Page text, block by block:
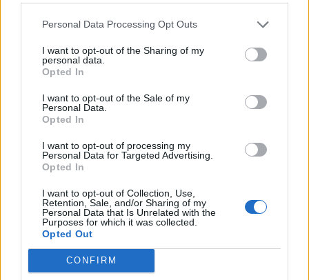
Personal Data Processing Opt Outs
I want to opt-out of the Sharing of my
personal data.
Opted In
I want to opt-out of the Sale of my
Personal Data.
Opted In
I want to opt-out of processing my
Personal Data for Targeted Advertising.
Opted In
I want to opt-out of Collection, Use,
Retention, Sale, and/or Sharing of my
Personal Data that Is Unrelated with the
Purposes for which it was collected.
Opted Out
CONFIRM
Arhiva sondajelor
ad